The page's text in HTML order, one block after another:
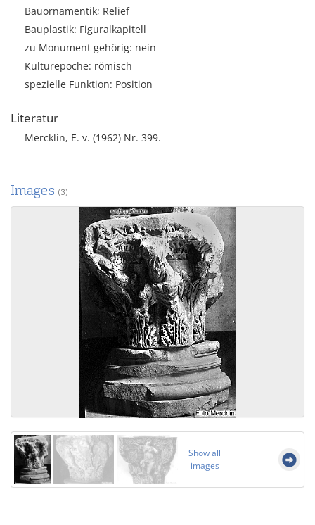
Bauornamentik; Relief
Bauplastik: Figuralkapitell
zu Monument gehörig: nein
Kulturepoche: römisch
spezielle Funktion: Position
Literatur
Mercklin, E. v. (1962) Nr. 399.
Images (3)
Show all
images